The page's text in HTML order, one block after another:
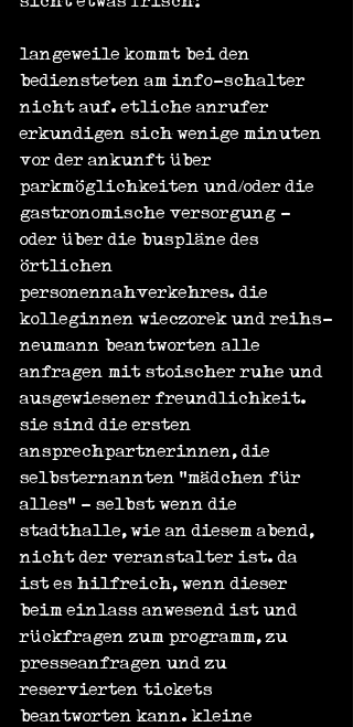
langeweile kommt bei den
bediensteten am info-schalter
nicht auf. etliche anrufer
erkundigen sich wenige minuten
vor der ankunft über
parkmöglichkeiten und/oder die
gastronomische versorgung -
oder über die buspläne des
örtlichen
personennahverkehres. die
kolleginnen wieczorek und reihs-
neumann beantworten alle
anfragen mit stoischer ruhe und
ausgewiesener freundlichkeit.
sie sind die ersten
ansprechpartnerinnen, die
selbsternannten "mädchen für
alles" - selbst wenn die
stadthalle, wie an diesem abend,
nicht der veranstalter ist. da
ist es hilfreich, wenn dieser
beim einlass anwesend ist und
rückfragen zum programm, zu
presseanfragen und zu
reservierten tickets
beantworten kann. kleine